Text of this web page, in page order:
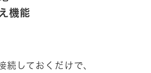
機能
しておくだけで、